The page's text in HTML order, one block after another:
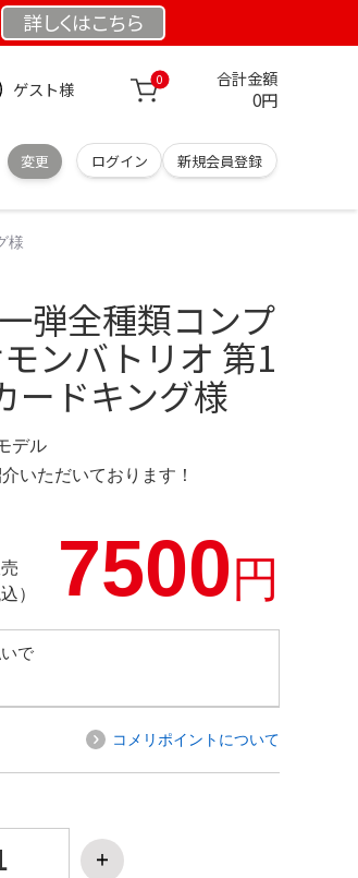
詳しくはこちら
ゲスト様 0 合計金額
0円
変更 ログイン 新規会員登録
様
弾全種類コンプ
ンバトリオ 第1
ドキング様
デル
いただいております！
）
7500円
で
コメリポイントについて